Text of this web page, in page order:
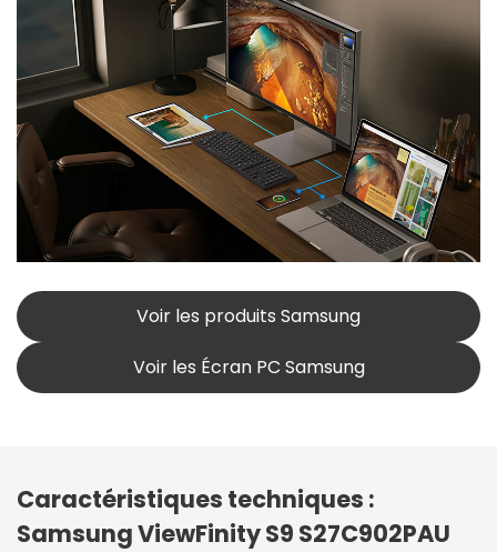
Voir les produits Samsung
Voir les Écran PC Samsung
Caractéristiques techniques :
Samsung ViewFinity S9 S27C902PAU